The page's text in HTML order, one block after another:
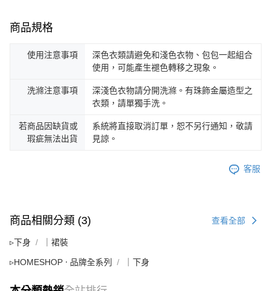
商品規格
使用注意事項
深色衣類請避免和淺色衣物、包包一起組合
使用，可能產生褪色轉移之現象。
洗滌注意事項
深淺色衣物請分開洗滌。有珠飾金屬造型之
衣類，請單獨手洗。
若商品因缺貨或
瑕疵無法出貨
系統將直接取消訂單，恕不另行通知，敬請
見諒。
客服
商品相關分類 (3) 查看全部
▹下身 ｜裙裝
▹HOMESHOP ‧ 品牌全系列 ｜下身